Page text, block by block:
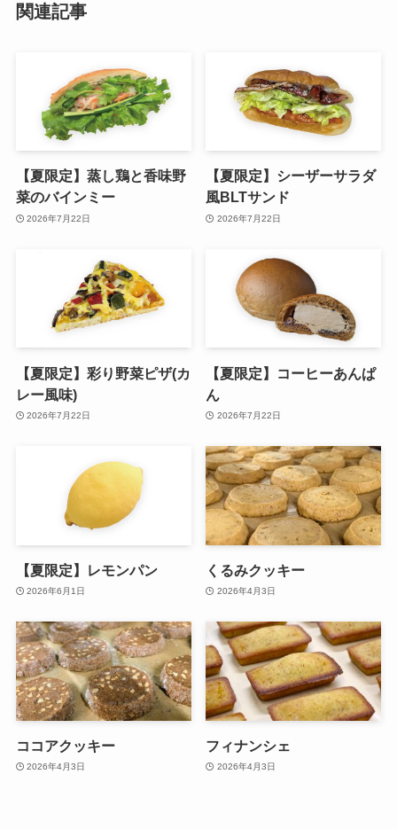
関連記事
【夏限定】蒸し鶏と香味野
菜のバインミー
2026年7月22日
【夏限定】シーザーサラダ
風BLTサンド
2026年7月22日
【夏限定】彩り野菜ピザ(カ
レー風味)
2026年7月22日
【夏限定】コーヒーあんぱ
ん
2026年7月22日
【夏限定】レモンパン
2026年6月1日
くるみクッキー
2026年4月3日
ココアクッキー
2026年4月3日
フィナンシェ
2026年4月3日